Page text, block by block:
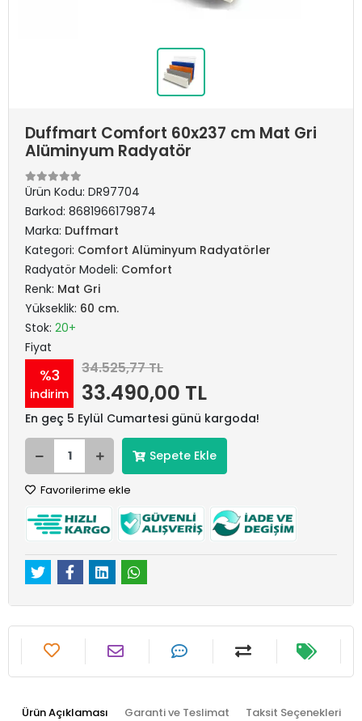
Duffmart Comfort 60x237 cm Mat Gri
Alüminyum Radyatör
Ürün Kodu: DR97704
Barkod: 8681966179874
Marka: Duffmart
Kategori: Comfort Alüminyum Radyatörler
Radyatör Modeli: Comfort
Renk: Mat Gri
Yükseklik: 60 cm.
Stok: 20+
Fiyat
%3
indirim
34.525,77 TL
33.490,00 TL
En geç 5 Eylül Cumartesi günü kargoda!
Sepete Ekle
Favorilerime ekle
Ürün Açıklaması Garanti ve Teslimat Taksit Seçenekleri